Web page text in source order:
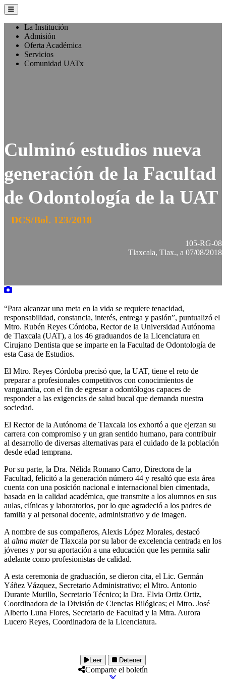
La Institución
Admisión
Oferta Académica
Servicios
Comunidad UATx
Culminó estudios nueva
generación de la Facultad
de Odontología de la UAT
DCS/Bol. 123/2018
105-RG-08
Tlaxcala, Tlax., a 07/08/2018
“Para alcanzar una meta en la vida se requiere tenacidad,
responsabilidad, constancia, interés, entrega y pasión”, puntualizó el
Mtro. Rubén Reyes Córdoba, Rector de la Universidad Autónoma
de Tlaxcala (UAT), a los 46 graduandos de la Licenciatura en
Cirujano Dentista que se imparte en la Facultad de Odontología de
esta Casa de Estudios.
El Mtro. Reyes Córdoba precisó que, la UAT, tiene el reto de
preparar a profesionales competitivos con conocimientos de
vanguardia, con el fin de egresar a odontólogos capaces de
responder a las exigencias de salud bucal que demanda nuestra
sociedad.
El Rector de la Autónoma de Tlaxcala los exhortó a que ejerzan su
carrera con compromiso y un gran sentido humano, para contribuir
al desarrollo de diversas alternativas para el cuidado de la población
desde edad temprana.
Por su parte, la Dra. Nélida Romano Carro, Directora de la
Facultad, felicitó a la generación número 44 y resaltó que esta área
cuenta con una posición nacional e internacional bien cimentada,
basada en la calidad académica, que transmite a los alumnos en sus
aulas, clínicas y laboratorios, por lo que agradeció a los padres de
familia y al personal docente, administrativo y de imagen.
A nombre de sus compañeros, Alexis López Morales, destacó
al alma materde Tlaxcala por su labor de excelencia centrada en los
jóvenes y por su aportación a una educación que les permita salir
adelante como profesionistas de calidad.
A esta ceremonia de graduación, se dieron cita, el Lic. Germán
Yáñez Vázquez, Secretario Administrativo; el Mtro. Antonio
Durante Murillo, Secretario Técnico; la Dra. Elvia Ortiz Ortiz,
Coordinadora de la División de Ciencias Bilógicas; el Mtro. José
Alberto Luna Flores, Secretario de Facultad y la Mtra. Aurora
Lucero Reyes, Coordinadora de la Licenciatura.
Leer Detener
Comparte el boletín